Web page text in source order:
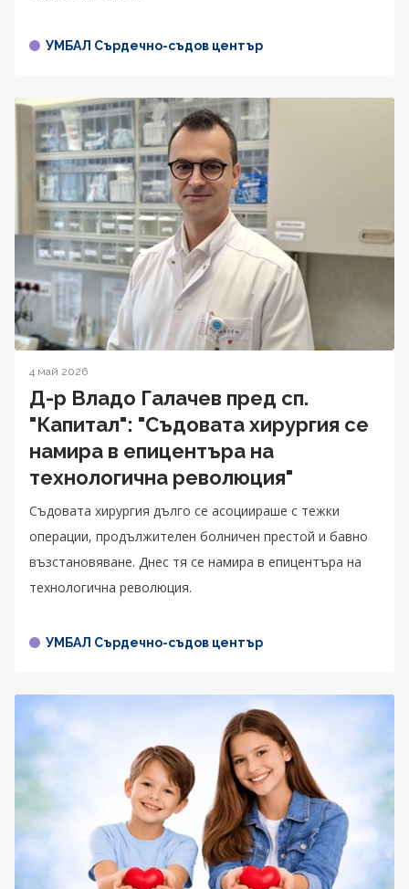
УМБАЛ Сърдечно-съдов център
4 май 2026
Д-р Владо Галачев пред сп.
"Капитал": "Съдовата хирургия се
намира в епицентъра на
технологична революция"
Съдовата хирургия дълго се асоциираше с тежки
операции, продължителен болничен престой и бавно
възстановяване. Днес тя се намира в епицентъра на
технологична революция.
УМБАЛ Сърдечно-съдов център